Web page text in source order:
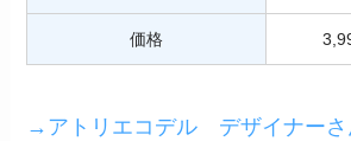
価格
→アトリエコデル デザイナーさ